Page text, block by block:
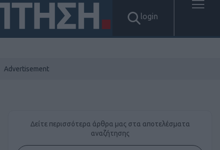
login
Δείτε περισσότερα άρθρα μας στα αποτελέσματα
αναζήτησης